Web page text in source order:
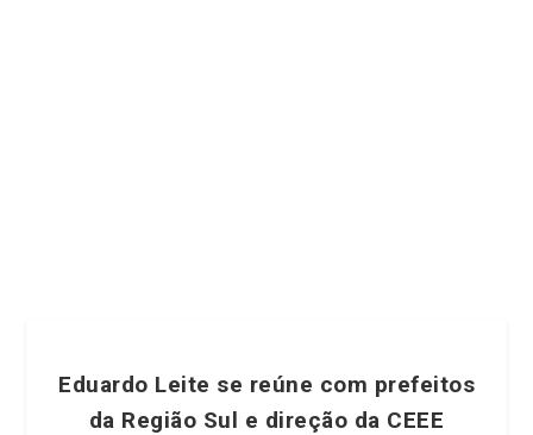
Eduardo Leite se reúne com prefeitos
da Região Sul e direção da CEEE